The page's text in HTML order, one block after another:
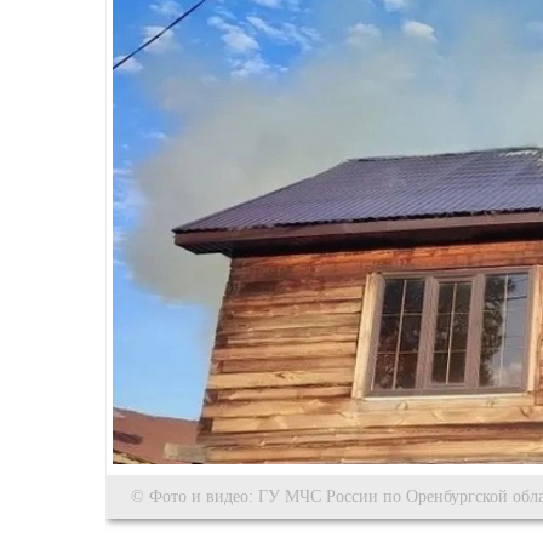
© Фото и видео: ГУ МЧС России по Оренбургской